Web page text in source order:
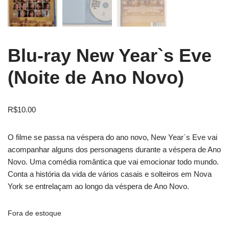
Blu-ray New Year`s Eve
(Noite de Ano Novo)
R$10.00
O filme se passa na véspera do ano novo, New Year`s Eve vai
acompanhar alguns dos personagens durante a véspera de Ano
Novo. Uma comédia romântica que vai emocionar todo mundo.
Conta a história da vida de vários casais e solteiros em Nova
York se entrelaçam ao longo da véspera de Ano Novo.
Fora de estoque